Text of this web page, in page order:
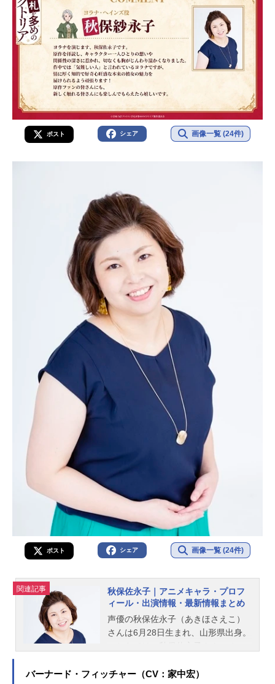
ポスト シェア 画像一覧 (24件)
ポスト シェア 画像一覧 (24件)
関連記事
秋保佐永子｜アニメキャラ・プロフ
ィール・出演情報・最新情報まとめ
声優の秋保佐永子（あきほさえこ）
さんは6月28日生まれ、山形県出身。
バーナード・フィッチャー（CV：家中宏）